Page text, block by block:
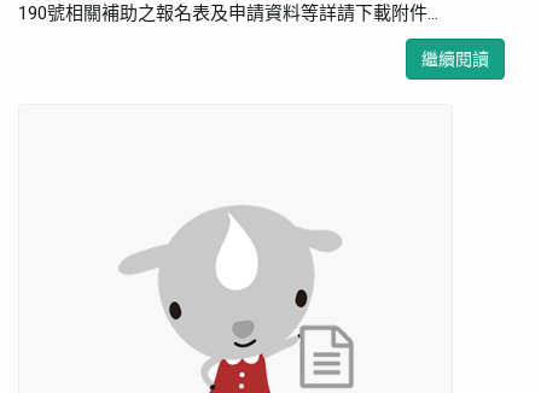
190號相關補助之報名表及申請資料等詳請下載附件...
繼續閱讀